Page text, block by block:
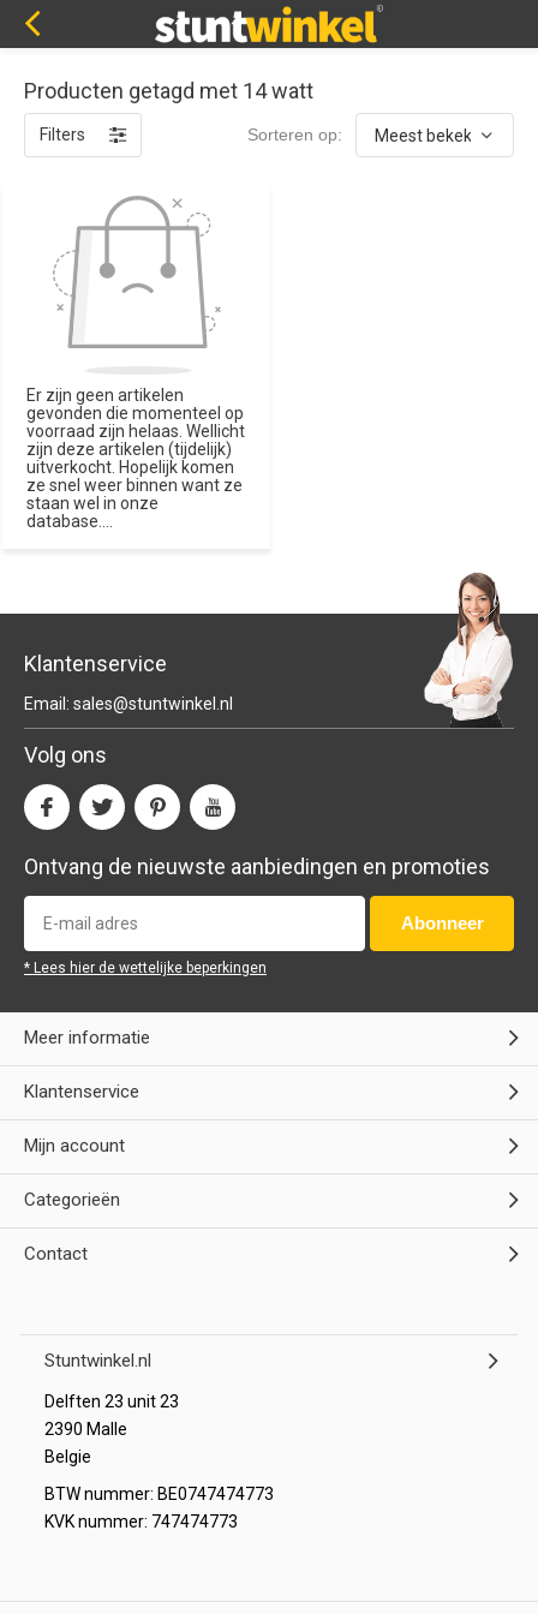
Producten getagd met 14 watt
Filters Sorteren op:
Er zijn geen artikelen
gevonden die momenteel op
voorraad zijn helaas. Wellicht
zijn deze artikelen (tijdelijk)
uitverkocht. Hopelijk komen
ze snel weer binnen want ze
staan wel in onze
database....
Klantenservice
Email: sales@stuntwinkel.nl
Volg ons
Ontvang de nieuwste aanbiedingen en promoties
Abonneer
* Lees hier de wettelijke beperkingen
Meer informatie
Klantenservice
Mijn account
Categorieën
Contact
Stuntwinkel.nl
Delften 23 unit 23
2390 Malle
Belgie
BTW nummer: BE0747474773
KVK nummer: 747474773